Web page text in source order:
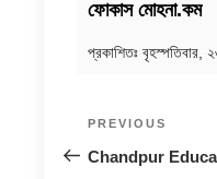
ফোকাস মোহনা.কম
প্রকাশিতঃ বৃহস্পতিবার,
Previous
Post
PREVIOUS
Chandpur